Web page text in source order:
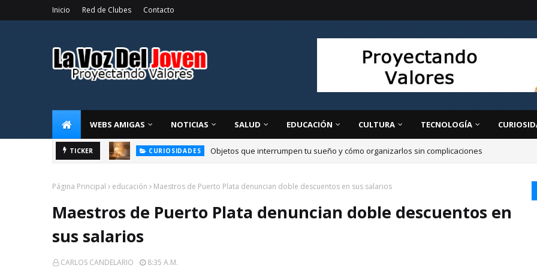
Inicio Red de Clubes Contacto
WEBS AMIGAS NOTICIAS SALUD EDUCACIÓN CULTURA TECNOLOGÍA
TICKER CURIOSIDADES Objetos que interrumpen tu sueño y cómo organizarlos sin complicaciones
Página Principal educación Maestros de Puerto Plata denuncian doble descuentos en sus salarios
Maestros de Puerto Plata denuncian doble descuentos en
sus salarios
CARLOS CANDELARIO 8:35 A.m.